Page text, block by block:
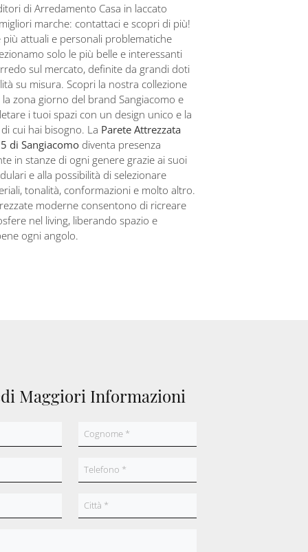
di Arredamento Casa in laccato
marche: contattaci e scopri di più!
più attuali e personali problematiche
solo le più belle e interessanti
sul mercato, definite da grandi doti
su misura. Scopri la nostra collezione
zona giorno del brand Sangiacomo e
i tuoi spazi con un design unico e la
cui hai bisogno. La Parete Attrezzata
di Sangiacomo diventa presenza
in stanze di ogni genere grazie ai suoi
e alla possibilità di selezionare
tonalità, conformazioni e molto altro.
moderne consentono di ricreare
nel living, liberando spazio e
ogni angolo.
Maggiori Informazioni